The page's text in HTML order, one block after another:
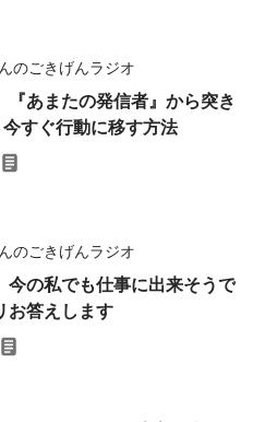
のごきげんラジオ
『あまたの発信者』から突き
すぐ行動に移す方法
のごきげんラジオ
今の私でも仕事に出来そうで
答えします